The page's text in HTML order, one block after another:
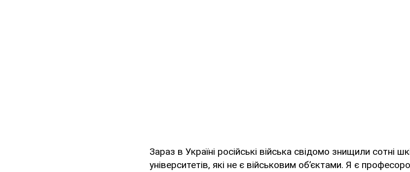
Зараз в Україні російські війська свідомо знищили сотні
університетів, які не є військовим об’єктами. Я є